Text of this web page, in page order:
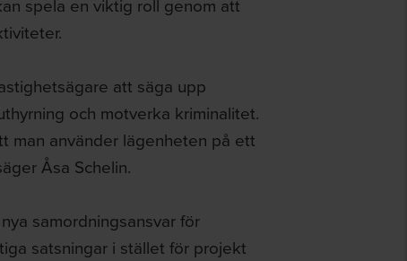
spela en viktig roll genom att
att säga upp
och motverka kriminalitet.
man använder lägenheten på ett
Åsa Schelin.
samordningsansvar för
satsningar i stället för projekt